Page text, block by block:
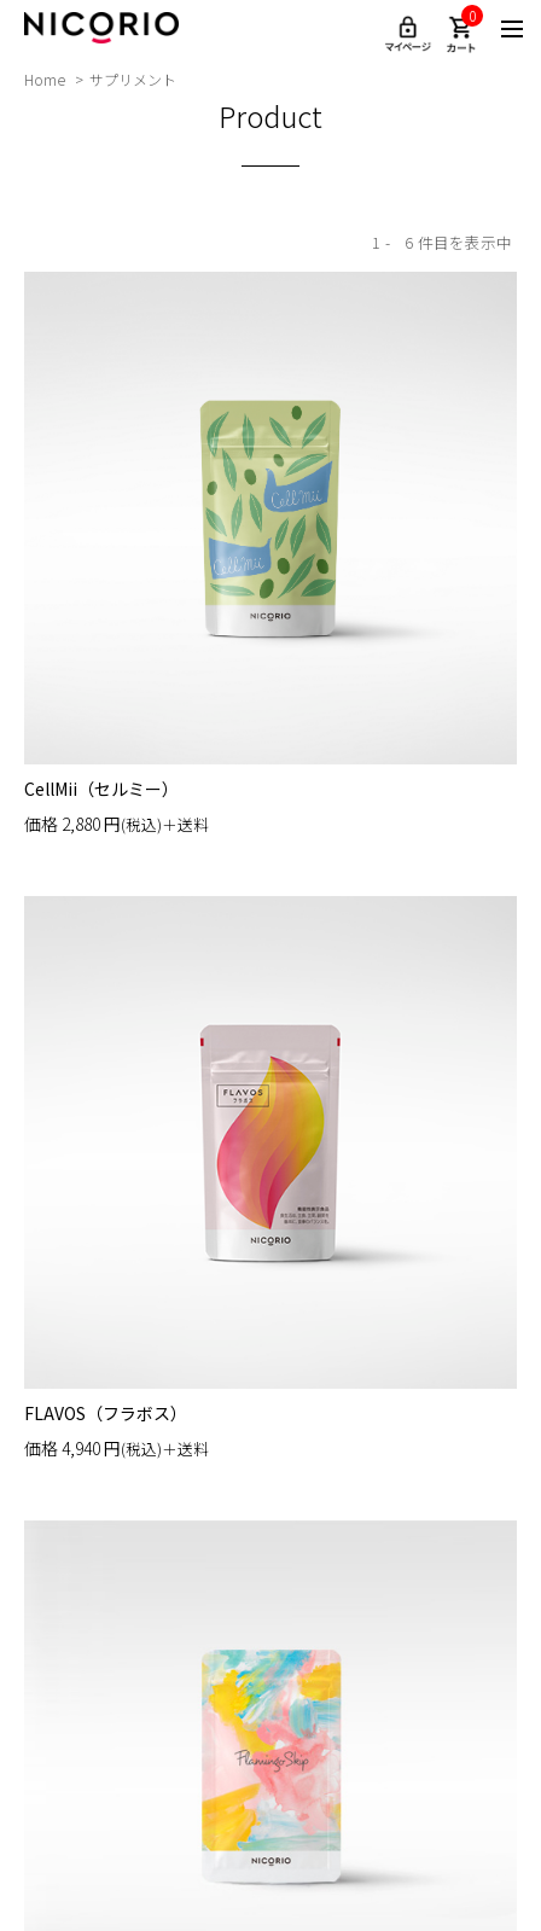
0
Home サプリメント
Product
1 6
CellMii（セルミー）
価格 2,880円(税込)＋送料
FLAVOS（フラボス）
価格4,940円(税込)＋送料